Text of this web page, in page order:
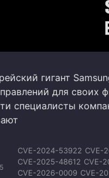
гигант
для своих
специалисты
CVE-2024-53922 CVE-
CVE-2025-48612 CVE-
CVE-2026-0009 CVE-